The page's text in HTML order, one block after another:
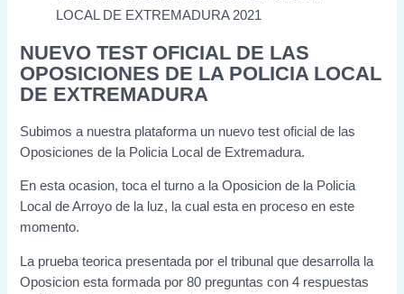
LOCAL DE EXTREMADURA 2021
NUEVO TEST OFICIAL DE LAS
OPOSICIONES DE LA POLICIA LOCAL
DE EXTREMADURA
Subimos a nuestra plataforma un nuevo test oficial de las
Oposiciones de la Policia Local de Extremadura.
En esta ocasion, toca el turno a la Oposicion de la Policia
Local de Arroyo de la luz, la cual esta en proceso en este
momento.
La prueba teorica presentada por el tribunal que desarrolla la
Oposicion esta formada por 80 preguntas con 4 respuestas